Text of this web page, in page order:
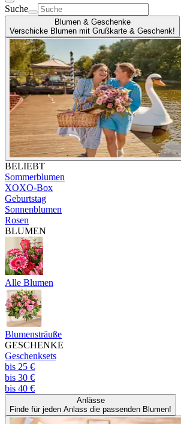
Suche
Blumen & Geschenke
Verschicke Blumen mit Grußkarte & Geschenk!
BELIEBT
Sommerblumen
XOXO-Box
Geburtstag
Sonnenblumen
Rosen
BLUMEN
Alle Blumen
Blumensträuße
GESCHENKE
Geschenksets
bis 25 €
bis 30 €
bis 40 €
Anlässe
Finde für jeden Anlass die passenden Blumen!